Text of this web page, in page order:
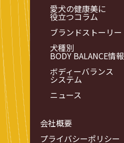
愛犬の健康美に
役立つコラム
ブランドストーリー
犬種別
BODY BALANCE情報
ボディーバランス
システム
ニュース
会社概要
プライバシーポリシー